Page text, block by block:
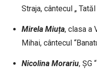
Straja, cântecul „
Mirela Miuța, clasa a
Mihai, cântecul
Nicolina Morariu, ȘG